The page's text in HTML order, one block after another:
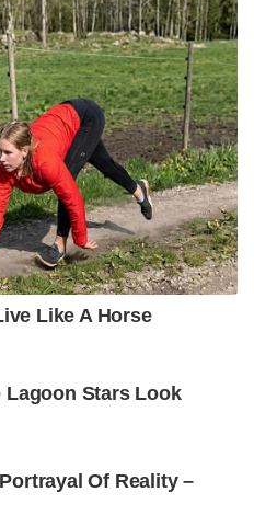
Like A Horse
Lagoon Stars Look
Of Reality –